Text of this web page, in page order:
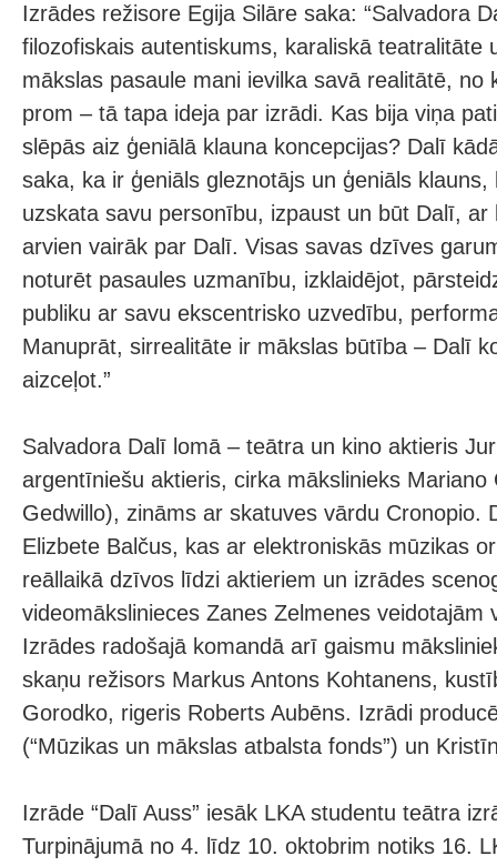
Izrādes režisore Egija Silāre saka: “Salvadora
filozofiskais autentiskums, karaliskā teatralitāte
mākslas pasaule mani ievilka savā realitātē, no
prom – tā tapa ideja par izrādi. Kas bija viņa
slēpās aiz ģeniālā klauna koncepcijas? Dalī
saka, ka ir ģeniāls gleznotājs un ģeniāls
uzskata savu personību, izpaust un būt Dalī, ar
arvien vairāk par Dalī. Visas savas dzīves
noturēt pasaules uzmanību, izklaidējot,
publiku ar savu ekscentrisko uzvedību,
Manuprāt, sirrealitāte ir mākslas būtība – Dalī
aizceļot.”
Salvadora Dalī lomā – teātra un kino aktieris
argentīniešu aktieris, cirka mākslinieks Mariano
Gedwillo), zināms ar skatuves vārdu Cronopio.
Elizbete Balčus, kas ar elektroniskās mūzikas
reāllaikā dzīvos līdzi aktieriem un izrādes
videomākslinieces Zanes Zelmenes veidotajām
Izrādes radošajā komandā arī gaismu
skaņu režisors Markus Antons Kohtanens,
Gorodko, rigeris Roberts Aubēns. Izrādi
(“Mūzikas un mākslas atbalsta fonds”) un
Izrāde “Dalī Auss” iesāk LKA studentu teātra
Turpinājumā no 4. līdz 10. oktobrim notiks 16.